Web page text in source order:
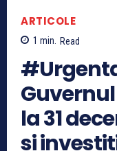
ARTICOLE
1 min. Read
la 31
si